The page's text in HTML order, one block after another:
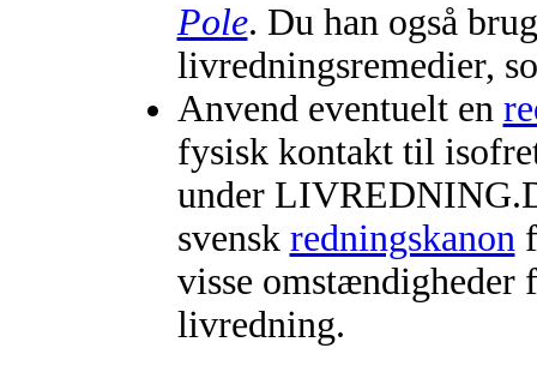
Pole. Du han også
livredningsremedier,
Anvend eventuelt en
fysisk kontakt til
under
svensk redningskanon
visse omstændigheder
livredning.